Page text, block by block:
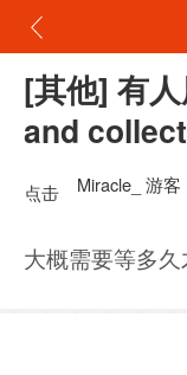
[其他] 有
and
点击
Miracle_ 游客
大概需要等多